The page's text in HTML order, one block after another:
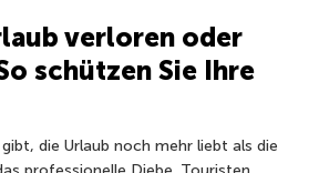
verloren oder
schützen Sie Ihre
die Urlaub noch mehr liebt als die